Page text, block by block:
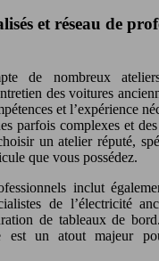
et réseau de
de nombreux
des voitures
et l’expérience
parfois complexes et
un atelier réputé,
que vous possédez.
inclut
de l’électricité
de tableaux de
est un atout majeur